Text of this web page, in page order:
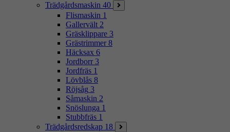
Trädgårdsmaskin 40
Flismaskin 1
Gallervält 2
Gräsklippare 3
Grästrimmer 8
Häcksax 6
Jordborr 3
Jordfräs 1
Lövblås 8
Röjsåg 3
Såmaskin 2
Snöslunga 1
Stubbfräs 1
Trädgårdsredskap 18